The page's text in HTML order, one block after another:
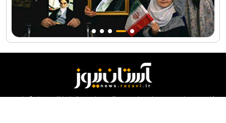
کلیه حقوق مادی و معنوی این سایت محفوظ و متعلق به مرکز ارتباطات و رسانه آستان